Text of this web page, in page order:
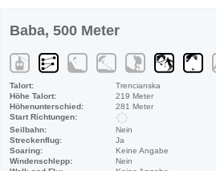
Baba, 500 Meter
Talort:
Trencianska
Höhe Talort:
219 Meter
Höhenunterschied:
281 Meter
Start Richtungen:
Seilbahn:
Nein
Streckenflug:
Ja
Soaring:
Keine Angabe
Windenschlepp:
Nein